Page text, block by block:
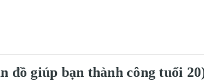
đồ giúp bạn thành công tuổi